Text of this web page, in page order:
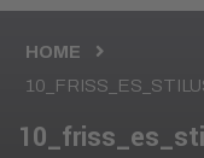
HOME